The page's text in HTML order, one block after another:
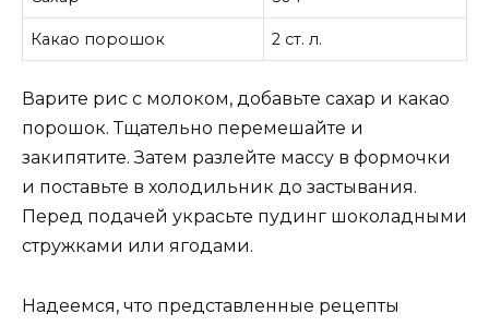
Какао порошок 2 ст. л.
Варите рис с молоком, добавьте сахар и какао
порошок. Тщательно перемешайте и
закипятите. Затем разлейте массу в формочки
и поставьте в холодильник до застывания.
Перед подачей украсьте пудинг шоколадными
стружками или ягодами.
Надеемся, что представленные рецепты